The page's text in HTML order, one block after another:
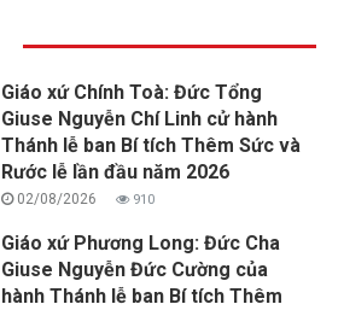
Giáo xứ Chính Toà: Đức Tổng
Giuse Nguyễn Chí Linh cử hành
Thánh lễ ban Bí tích Thêm Sức và
Rước lễ lần đầu năm 2026
02/08/2026 910
Giáo xứ Phương Long: Đức Cha
Giuse Nguyễn Đức Cường của
hành Thánh lễ ban Bí tích Thêm